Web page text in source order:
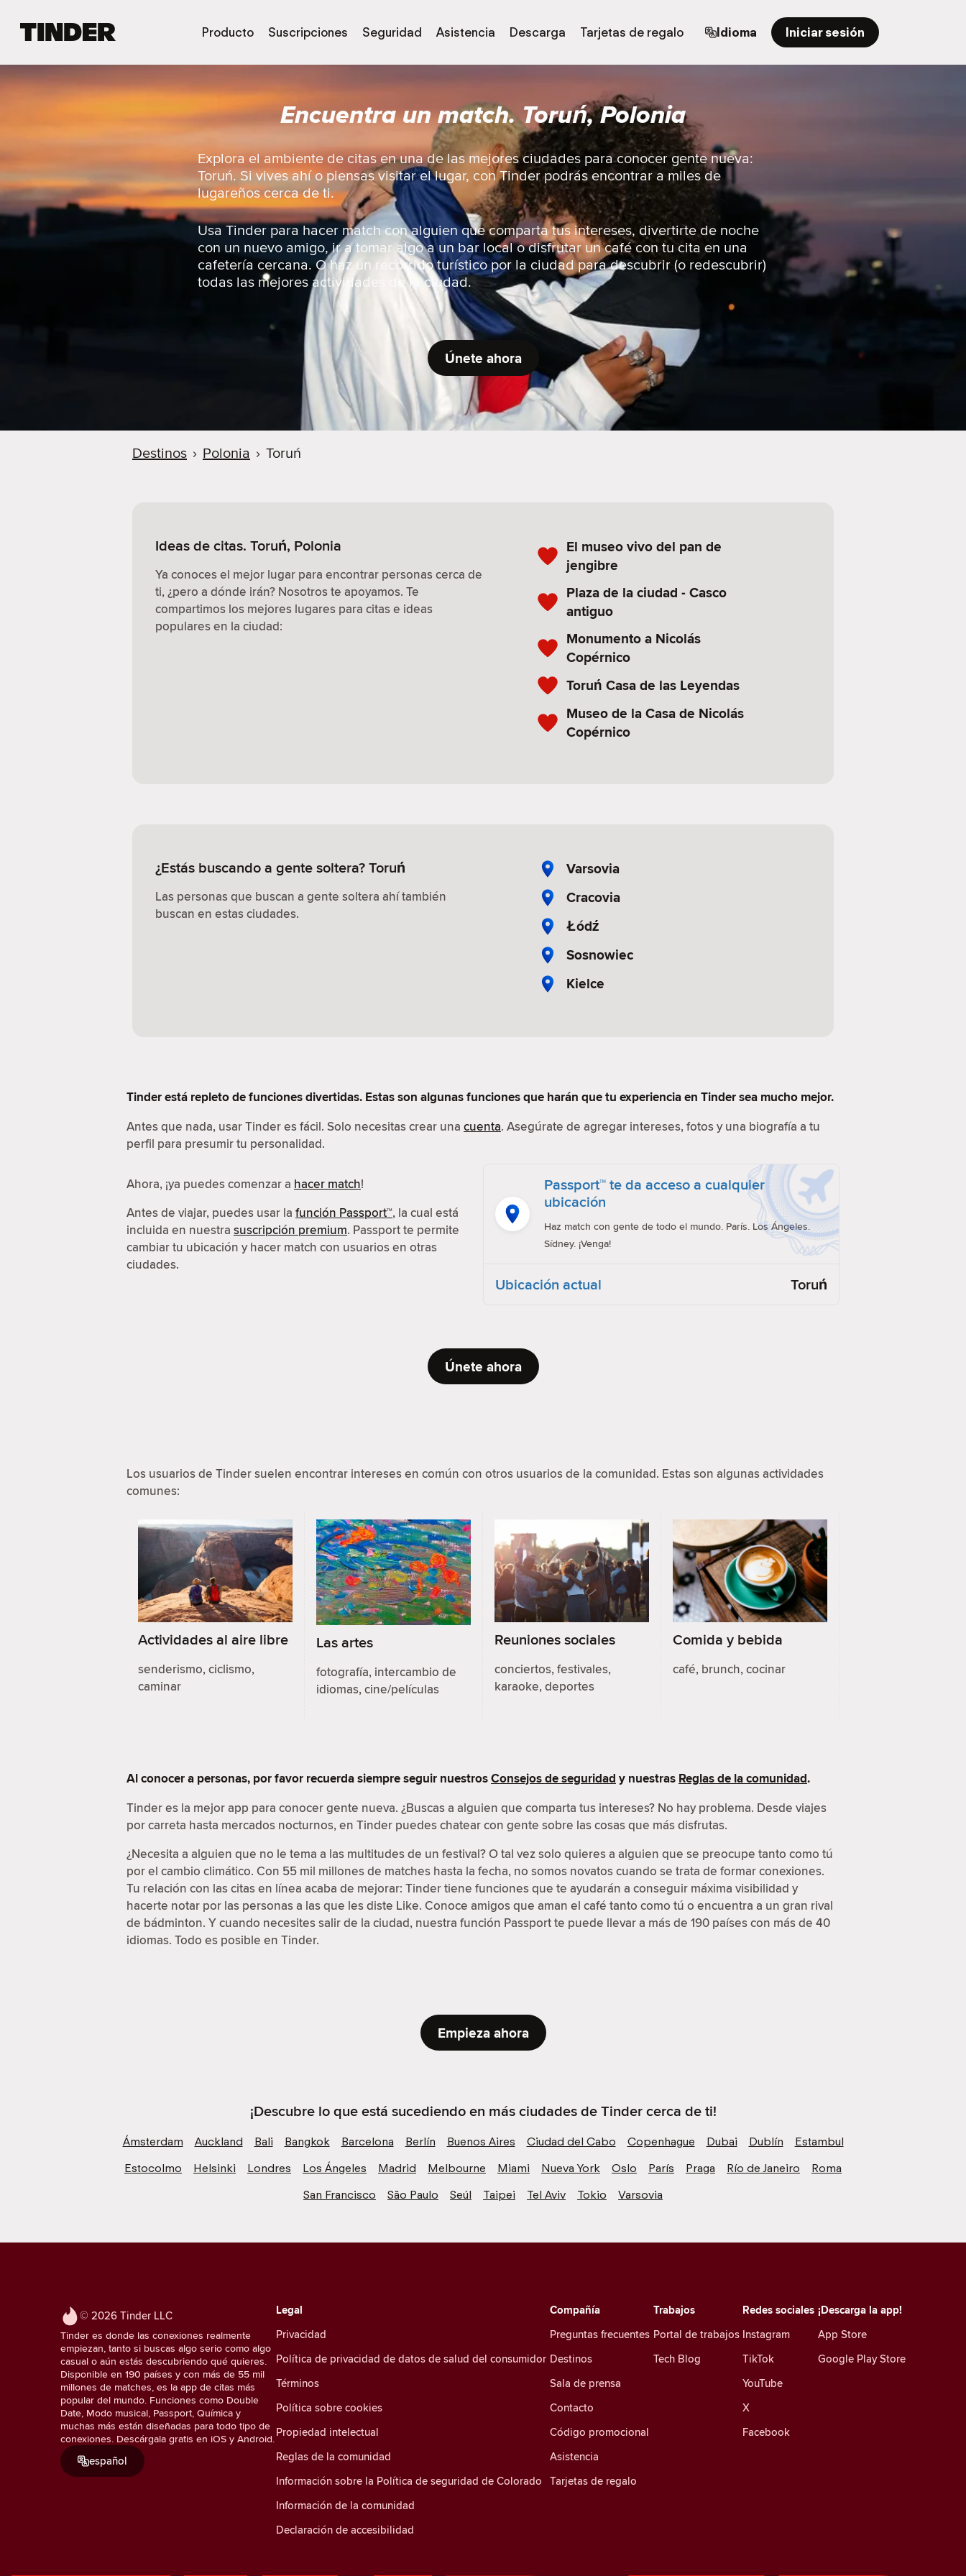
i
n
d
e
Producto Suscripciones Seguridad Asistencia Descarga Tarjetas de regalo Idioma Iniciar sesión
Encuentra un match. Toruń, Polonia
Explora el ambiente de citas en una de las mejores ciudades para conocer gente nueva:
Toruń. Si vives ahí o piensas visitar el lugar, con Tinder podrás encontrar a miles de
lugareños cerca de ti.
Usa Tinder para hacer match con alguien que comparta tus intereses, divertirte de noche
con un nuevo amigo, ir a tomar algo a un bar local o disfrutar un café con tu cita en una
cafetería cercana. O haz un recorrido turístico por la ciudad para descubrir (o redescubrir)
todas las mejores actividades de la ciudad.
Únete ahora
Destinos › Polonia › Toruń
Ideas de citas. Toruń, Polonia
Ya conoces el mejor lugar para encontrar personas cerca de
ti, ¿pero a dónde irán? Nosotros te apoyamos. Te
compartimos los mejores lugares para citas e ideas
populares en la ciudad:
El museo vivo del pan de
jengibre
Plaza de la ciudad - Casco
antiguo
Monumento a Nicolás
Copérnico
Toruń Casa de las Leyendas
Museo de la Casa de Nicolás
Copérnico
¿Estás buscando a gente soltera? Toruń
Las personas que buscan a gente soltera ahí también
buscan en estas ciudades.
Varsovia
Cracovia
Łódź
Sosnowiec
Kielce
Tinder está repleto de funciones divertidas. Estas son algunas funciones que harán que tu experiencia en Tinder sea mucho mejor.
Antes que nada, usar Tinder es fácil. Solo necesitas crear una cuenta. Asegúrate de agregar intereses, fotos y una biografía a tu
perfil para presumir tu personalidad.
Ahora, ¡ya puedes comenzar a hacer match!
Antes de viajar, puedes usar la función Passport™, la cual está
incluida en nuestra suscripción premium. Passport te permite
cambiar tu ubicación y hacer match con usuarios en otras
ciudades.
Passport™ te da acceso a cualquier
ubicación
Haz match con gente de todo el mundo. París. Los Ángeles.
Sídney. ¡Venga!
Ubicación actual Toruń
Únete ahora
Los usuarios de Tinder suelen encontrar intereses en común con otros usuarios de la comunidad. Estas son algunas actividades
comunes:
Actividades al aire libre
senderismo, ciclismo,
caminar
Las artes
fotografía, intercambio de
idiomas, cine/películas
Reuniones sociales
conciertos, festivales,
karaoke, deportes
Comida y bebida
café, brunch, cocinar
Al conocer a personas, por favor recuerda siempre seguir nuestrosConsejos de seguridad y nuestras Reglas de la comunidad.
Tinder es la mejor app para conocer gente nueva. ¿Buscas a alguien que comparta tus intereses? No hay problema. Desde viajes
por carreta hasta mercados nocturnos, en Tinder puedes chatear con gente sobre las cosas que más disfrutas.
¿Necesita a alguien que no le tema a las multitudes de un festival? O tal vez solo quieres a alguien que se preocupe tanto como tú
por el cambio climático. Con 55 mil millones de matches hasta la fecha, no somos novatos cuando se trata de formar conexiones.
Tu relación con las citas en línea acaba de mejorar: Tinder tiene funciones que te ayudarán a conseguir máxima visibilidad y
hacerte notar por las personas a las que les diste Like. Conoce amigos que aman el café tanto como tú o encuentra a un gran rival
de bádminton. Y cuando necesites salir de la ciudad, nuestra función Passport te puede llevar a más de 190 países con más de 40
idiomas. Todo es posible en Tinder.
Empieza ahora
¡Descubre lo que está sucediendo en más ciudades de Tinder cerca de ti!
Ámsterdam Auckland Bali Bangkok Barcelona Berlín Buenos Aires Ciudad del Cabo Copenhague Dubai Dublín
Estambul
Estocolmo
Helsinki Londres Los Ángeles Madrid Melbourne Miami Nueva York Oslo París Praga Río de Janeiro
Roma
San Francisco
São Paulo Seúl Taipei Tel Aviv Tokio Varsovia
© 2026 Tinder LLC
Tinder es donde las conexiones realmente
empiezan, tanto si buscas algo serio como algo
casual o aún estás descubriendo qué quieres.
Disponible en 190 países y con más de 55 mil
millones de matches, es la app de citas más
popular del mundo. Funciones como Double
Date, Modo musical, Passport, Química y
muchas más están diseñadas para todo tipo de
conexiones. Descárgala gratis en iOS y Android.
español
Redes sociales
Instagram
TikTok
YouTube
X
Facebook
Legal
Privacidad
Política de privacidad de datos de salud del consumidor
Términos
Política sobre cookies
Propiedad intelectual
Reglas de la comunidad
Información sobre la Política de seguridad de Colorado
Información de la comunidad
Declaración de accesibilidad
Trabajos
Portal de trabajos
Tech Blog
Compañía
Preguntas frecuentes
Destinos
Sala de prensa
Contacto
Código promocional
Asistencia
Tarjetas de regalo
¡Descarga la app!
App Store
Google Play Store